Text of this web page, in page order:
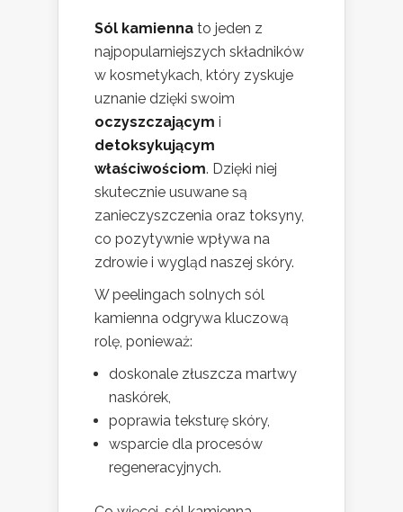
Sól kamienna to jeden z
najpopularniejszych składników
w kosmetykach, który zyskuje
uznanie dzięki swoim
oczyszczającym i
detoksykującym
właściwościom. Dzięki niej
skutecznie usuwane są
zanieczyszczenia oraz toksyny,
co pozytywnie wpływa na
zdrowie i wygląd naszej skóry.
W peelingach solnych sól
kamienna odgrywa kluczową
rolę, ponieważ:
doskonale złuszcza martwy
naskórek,
poprawia teksturę skóry,
wsparcie dla procesów
regeneracyjnych.